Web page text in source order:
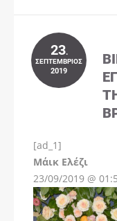
23.
ΣΕΠΤΈΜΒΡΙΟΣ
2019
[ad_1]
Μάικ Ελέζι
23/09/2019 @